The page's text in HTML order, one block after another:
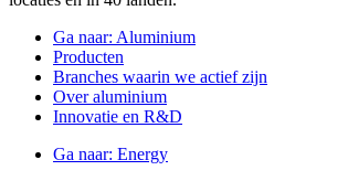
Ga naar: Aluminium
Producten
Branches waarin we actief zijn
Over aluminium
Innovatie en R&D
Ga naar: Energy